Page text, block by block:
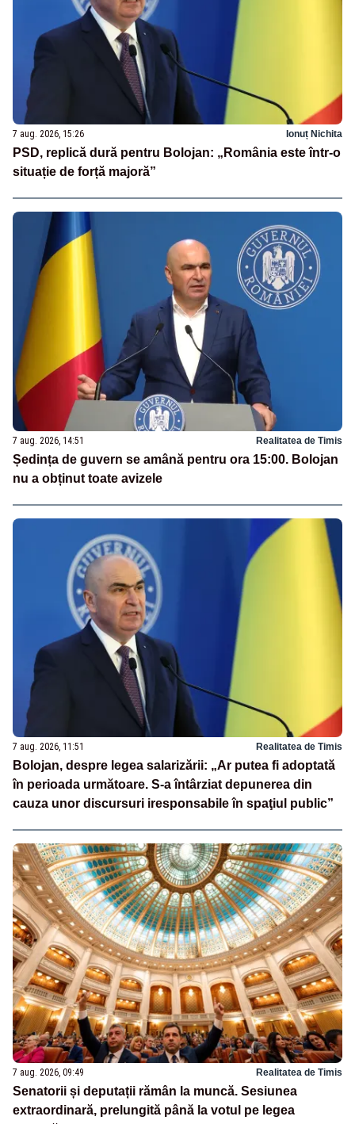
7 aug. 2026, 15:26 Ionuț Nichita
PSD, replică dură pentru Bolojan: „România este într-o
situație de forță majoră”
7 aug. 2026, 14:51 Realitatea de Timis
Ședința de guvern se amână pentru ora 15:00. Bolojan
nu a obținut toate avizele
7 aug. 2026, 11:51 Realitatea de Timis
Bolojan, despre legea salarizării: „Ar putea fi adoptată
în perioada următoare. S-a întârziat depunerea din
cauza unor discursuri iresponsabile în spaţiul public”
7 aug. 2026, 09:49 Realitatea de Timis
Senatorii și deputații rămân la muncă. Sesiunea
extraordinară, prelungită până la votul pe legea